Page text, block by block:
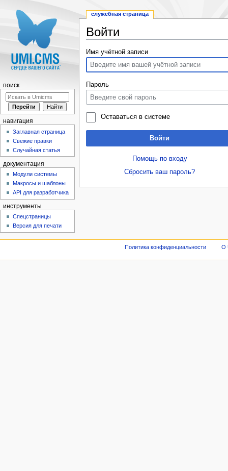
Войти
Имя учётной записи
Пароль
Оставаться в системе
Войти
Помощь по входу
Сбросить ваш пароль?
служебная страница
поиск
навигация
Заглавная страница
Свежие правки
Случайная статья
документация
Модули системы
Макросы и шаблоны
API для разработчика
инструменты
Спецстраницы
Версия для печати
Политика конфиденциальности О